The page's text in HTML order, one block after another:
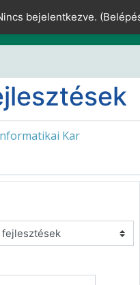
bejelentkezve. (
Kar